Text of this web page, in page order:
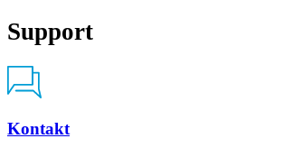
Support
Kontakt